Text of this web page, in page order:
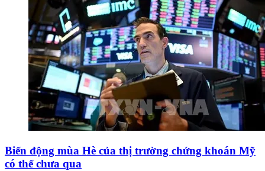
Biến động mùa Hè của thị trường chứng khoán Mỹ
có thể chưa qua